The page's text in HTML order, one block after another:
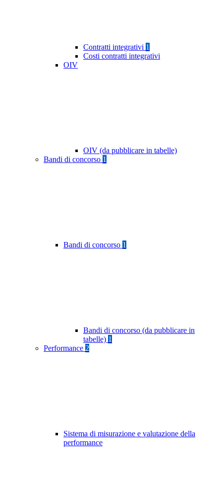
Contratti integrativi 1
Costi contratti integrativi
OIV
OIV (da pubblicare in tabelle)
Bandi di concorso 1
Bandi di concorso 1
Bandi di concorso (da pubblicare in
tabelle) 1
Performance 2
Sistema di misurazione e valutazione della
performance